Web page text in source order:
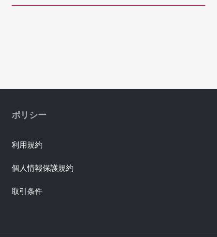
ポリシー
利用規約
個人情報保護規約
取引条件